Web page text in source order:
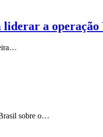
a operação
sobre o…